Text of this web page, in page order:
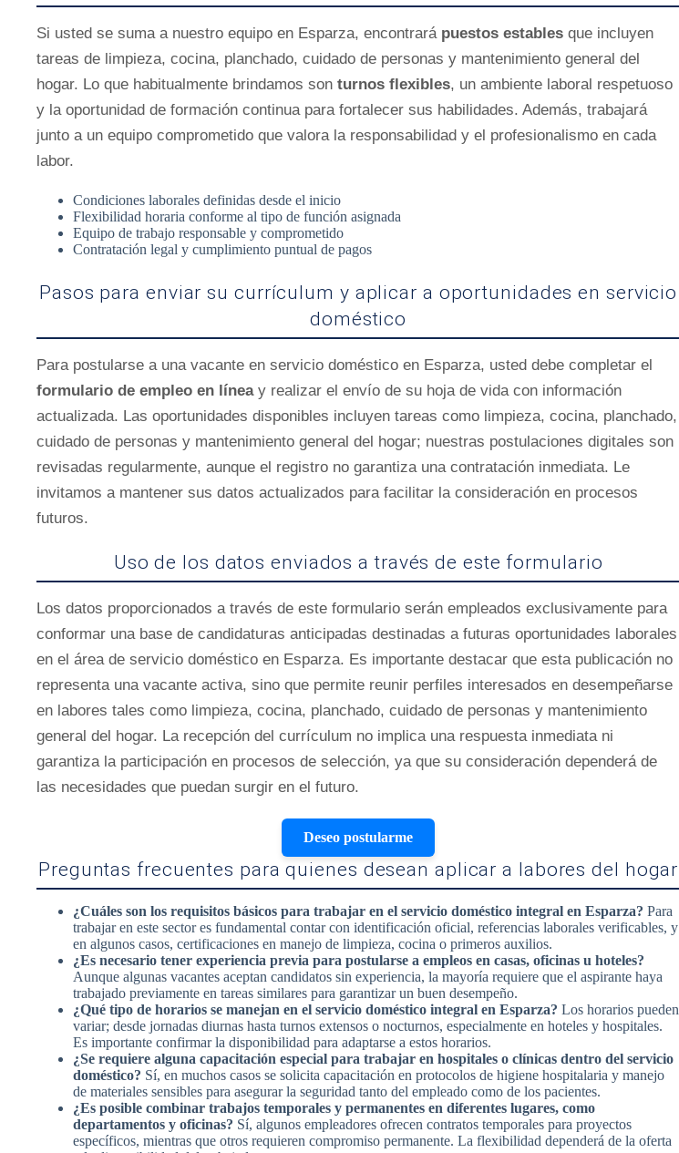
Si usted se suma a nuestro equipo en Esparza, encontrará puestos estables que incluyen
tareas de limpieza, cocina, planchado, cuidado de personas y mantenimiento general del
hogar. Lo que habitualmente brindamos son turnos flexibles, un ambiente laboral respetuoso
y la oportunidad de formación continua para fortalecer sus habilidades. Además, trabajará
junto a un equipo comprometido que valora la responsabilidad y el profesionalismo en cada
labor.
Condiciones laborales definidas desde el inicio
Flexibilidad horaria conforme al tipo de función asignada
Equipo de trabajo responsable y comprometido
Contratación legal y cumplimiento puntual de pagos
Pasos para enviar su currículum y aplicar a oportunidades en servicio
doméstico
Para postularse a una vacante en servicio doméstico en Esparza, usted debe completar el
formulario de empleo en líneay realizar el envío de su hoja de vida con información
actualizada. Las oportunidades disponibles incluyen tareas como limpieza, cocina, planchado,
cuidado de personas y mantenimiento general del hogar; nuestras postulaciones digitales son
revisadas regularmente, aunque el registro no garantiza una contratación inmediata. Le
invitamos a mantener sus datos actualizados para facilitar la consideración en procesos
futuros.
Uso de los datos enviados a través de este formulario
Los datos proporcionados a través de este formulario serán empleados exclusivamente para
conformar una base de candidaturas anticipadas destinadas a futuras oportunidades laborales
en el área de servicio doméstico en Esparza. Es importante destacar que esta publicación no
representa una vacante activa, sino que permite reunir perfiles interesados en desempeñarse
en labores tales como limpieza, cocina, planchado, cuidado de personas y mantenimiento
general del hogar. La recepción del currículum no implica una respuesta inmediata ni
garantiza la participación en procesos de selección, ya que su consideración dependerá de
las necesidades que puedan surgir en el futuro.
Deseo postularme
Preguntas frecuentes para quienes desean aplicar a labores del hogar
¿Cuáles son los requisitos básicos para trabajar en el servicio doméstico integral en Esparza? Para
trabajar en este sector es fundamental contar con identificación oficial, referencias laborales verificables, y
en algunos casos, certificaciones en manejo de limpieza, cocina o primeros auxilios.
¿Es necesario tener experiencia previa para postularse a empleos en casas, oficinas u hoteles?
Aunque algunas vacantes aceptan candidatos sin experiencia, la mayoría requiere que el aspirante haya
trabajado previamente en tareas similares para garantizar un buen desempeño.
¿Qué tipo de horarios se manejan en el servicio doméstico integral en Esparza? Los horarios pueden
variar; desde jornadas diurnas hasta turnos extensos o nocturnos, especialmente en hoteles y hospitales.
Es importante confirmar la disponibilidad para adaptarse a estos horarios.
¿Se requiere alguna capacitación especial para trabajar en hospitales o clínicas dentro del servicio
doméstico? Sí, en muchos casos se solicita capacitación en protocolos de higiene hospitalaria y manejo
de materiales sensibles para asegurar la seguridad tanto del empleado como de los pacientes.
¿Es posible combinar trabajos temporales y permanentes en diferentes lugares, como
departamentos y oficinas? Sí, algunos empleadores ofrecen contratos temporales para proyectos
específicos, mientras que otros requieren compromiso permanente. La flexibilidad dependerá de la oferta